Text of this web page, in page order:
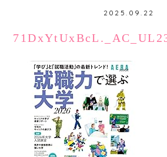
2025.09.22